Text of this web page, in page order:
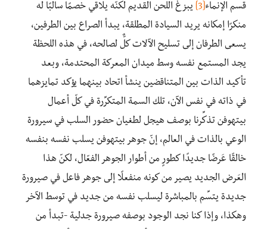
قسم الإنماء[3]
يبزغ اللحن القديم لكنّه يلاقي خصمًا سالبًا له
منكرًا إمكانه يريد السيادة المطلقة، يبدأ الصراع بين الطرفين،
يسعى الطرفان إلى تسليح الآلات كلٌّ لصالحه، في هذه اللحظة
يجد المستمع نفسه وسط ميدان المعركة المحتدمة، وبعد
تأكيد الذات بين المتناقضين ينشأ اتحاد بينهما يؤكد تمايزهما
في ذاته في نفس الآن، تلك السمة المتكرِّرة في كلّ أعمال
بيتهوفن تذكِّرنا بوصف هيجل لطغيان حضور السلب في سيرورة
الوعي بالذات في العالم، إنّ جوهر بيتهوفن يسلب نفسه بنفسه
خالقًا عَرضًا جديدًا كطورٍ من أطوار الجوهر الفعّال، لكنّ هذا
العَرض الجديد يصير من كونه منفعلًا إلى جوهر فاعل في صيرورة
جديدة يتسِّم بالمباشرة ليسلب نفسه من جديد في توسط الآخر
وهكذا، وإذا كنا نجد الوجود بوصفه صيرورة جدلية -تبدأ من